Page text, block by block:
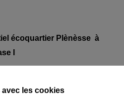
avec les cookies
écoquartier Plènèsse à
I
ce nouveau projet résidentiel